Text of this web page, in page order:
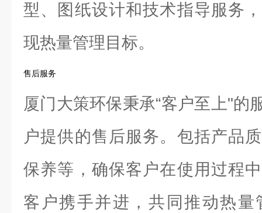
型、图纸设计和技术指导服务
现热量管理目标。
售后服务
厦门大策环保秉承“客户至上"的
户提供的售后服务。包括产品
保养等，确保客户在使用过程
客户携手并进，共同推动热